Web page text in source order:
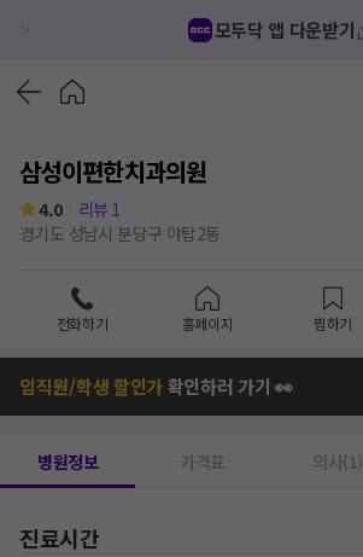
모두닥 앱 다운받기
삼성이편한치과의원
4.0 리뷰 1
경기도 성남시 분당구 야탑2동
전화하기 홈페이지 찜하기
임직원/학생 할인가확인하러 가기 👀
병원정보 가격표 의사(1)
진료시간